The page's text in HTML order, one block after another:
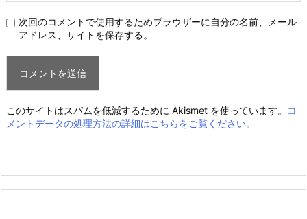
次回のコメントで使用するためブラウザーに自分の名前、メール
アドレス、サイトを保存する。
このサイトはスパムを低減するために Akismet を使っています。
コ
メントデータの処理方法の詳細はこちらをご覧ください。